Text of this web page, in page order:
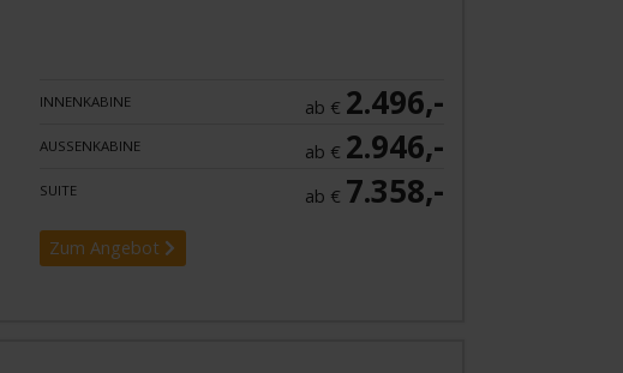
INNENKABINE ab € 2.496,-
AUSSENKABINE ab € 2.946,-
SUITE ab € 7.358,-
Zum Angebot